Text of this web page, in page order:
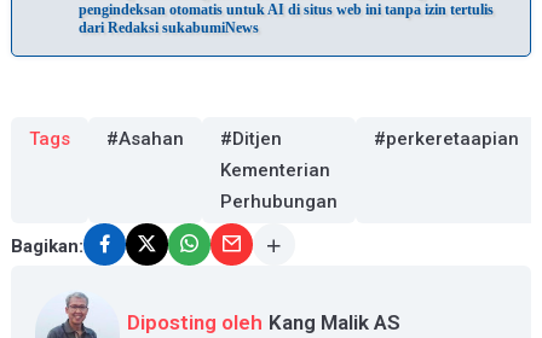
pengindeksan otomatis untuk AI di situs web ini tanpa izin tertulis
dari Redaksi sukabumiNews
Tags #Asahan
#Ditjen
Kementerian
Perhubungan
#perkeretaapian
Bagikan:
Diposting oleh Kang Malik AS